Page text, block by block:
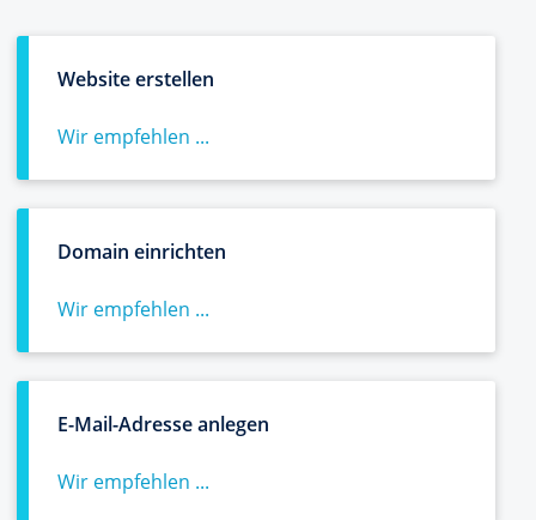
Website erstellen
Wir empfehlen ...
Domain einrichten
Wir empfehlen ...
E-Mail-Adresse anlegen
Wir empfehlen ...